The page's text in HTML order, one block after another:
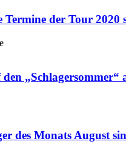
der Tour 2020
„Schlagersommer“
des Monats August